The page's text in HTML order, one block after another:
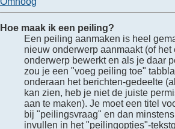
Hoe maak ik een peiling?
Een peiling aanmaken is heel
nieuw onderwerp aanmaakt (of het
onderwerp bewerkt en als je daar
zou je een "voeg peiling toe"
onderaan het berichten-gedeelte
kan zien, heb je niet de juiste
aan te maken). Je moet een titel
bij "peilingsvraag" en dan
invullen in het "peilingopties"-